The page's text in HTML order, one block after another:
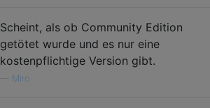
Scheint, als ob Community Edition
getötet wurde und es nur eine
kostenpflichtige Version gibt.
Miro